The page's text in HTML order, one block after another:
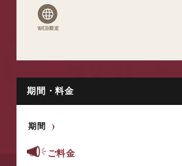
期間・料金
期間
ご料金